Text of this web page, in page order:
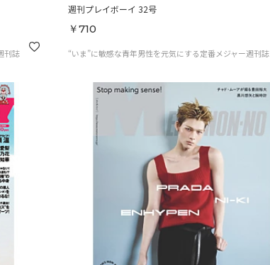
刊誌
週刊プレイボーイ 32号
￥710
“いま”に敏感な青年男性を元気にする定番メジャー週刊誌